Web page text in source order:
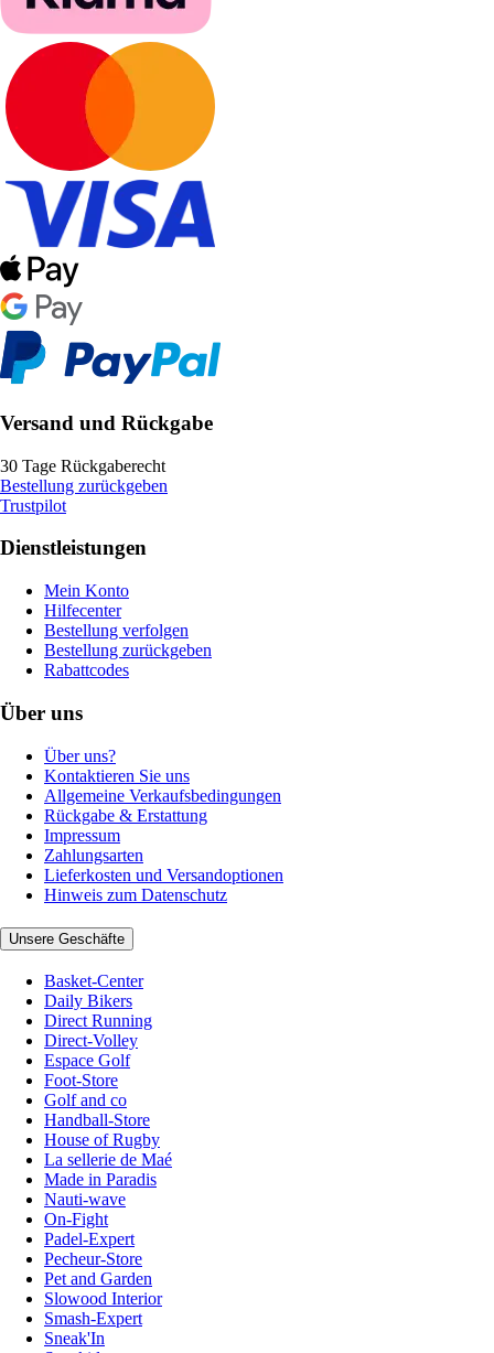
Versand und Rückgabe
30 Tage Rückgaberecht
Bestellung zurückgeben
Trustpilot
Dienstleistungen
Mein Konto
Hilfecenter
Bestellung verfolgen
Bestellung zurückgeben
Rabattcodes
Über uns
Über uns?
Kontaktieren Sie uns
Allgemeine Verkaufsbedingungen
Rückgabe & Erstattung
Impressum
Zahlungsarten
Lieferkosten und Versandoptionen
Hinweis zum Datenschutz
Unsere Geschäfte
Basket-Center
Daily Bikers
Direct Running
Direct-Volley
Espace Golf
Foot-Store
Golf and co
Handball-Store
House of Rugby
La sellerie de Maé
Made in Paradis
Nauti-wave
On-Fight
Padel-Expert
Pecheur-Store
Pet and Garden
Slowood Interior
Smash-Expert
Sneak'In